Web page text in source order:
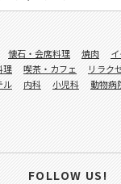
懐石・会席料理 焼肉
理 喫茶・カフェ リラク
ル 内科 小児科 動物病
FOLLOW US!